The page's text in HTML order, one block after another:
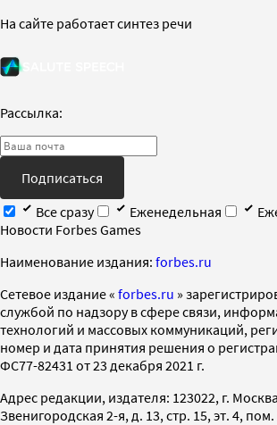
На сайте работает синтез речи
Рассылка:
Подписаться
Все сразу
Еженедельная
Новости Forbes Games
Наименование издания: forbes.ru
Cетевое издание « forbes.ru »
службой по надзору в сфере связи,
технологий и массовых коммуникаций,
номер и дата принятия решения о
ФС77-82431 от 23 декабря 2021 г.
Адрес редакции, издателя: 123022, г.
Звенигородская 2-я, д. 13, стр. 15, эт. 4, пом.